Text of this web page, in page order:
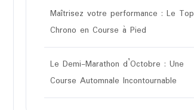
Maîtrisez votre performance : Le Top
Chrono en Course à Pied
Le Demi-Marathon d’Octobre : Une
Course Automnale Incontournable